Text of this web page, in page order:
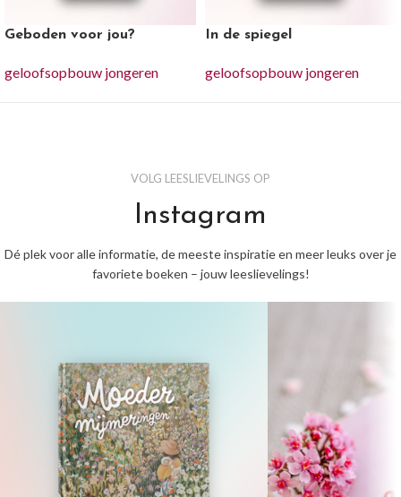
Geboden voor jou?
geloofsopbouw jongeren
In de spiegel
geloofsopbouw jongeren
VOLG LEESLIEVELINGS OP
Instagram
Dé plek voor alle informatie, de meeste inspiratie en meer leuks over je
favoriete boeken – jouw leeslievelings!